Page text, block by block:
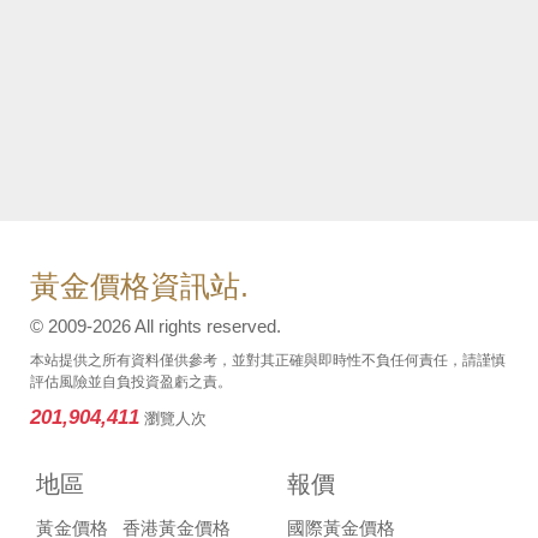
黃金價格資訊站.
© 2009-2026 All rights reserved.
本站提供之所有資料僅供參考，並對其正確與即時性不負任何責任，請謹慎
評估風險並自負投資盈虧之責。
201,904,411 瀏覽人次
地區
黃金價格 香港黃金價格
報價
國際黃金價格